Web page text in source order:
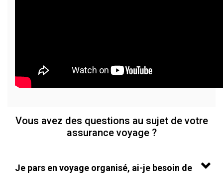
Vous avez des questions au sujet de votre
assurance voyage ?
Je pars en voyage organisé, ai-je besoin de